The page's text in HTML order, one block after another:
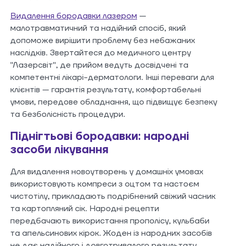
Видалення бородавки лазером —
малотравматичний та надійний спосіб, який
допоможе вирішити проблему без небажаних
наслідків. Звертайтеся до медичного центру
"Лазерсвіт", де прийом ведуть досвідчені та
компетентні лікарі-дерматологи. Інші переваги для
клієнтів — гарантія результату, комфортабельні
умови, передове обладнання, що підвищує безпеку
та безболісність процедури.
Піднігтьові бородавки: народні
засоби лікування
Для видалення новоутворень у домашніх умовах
використовують компреси з оцтом та настоєм
чистотілу, прикладають подрібнений свіжий часник
та картопляний сік. Народні рецепти
передбачають використання прополісу, кульбаби
та апельсинових кірок. Жоден із народних засобів